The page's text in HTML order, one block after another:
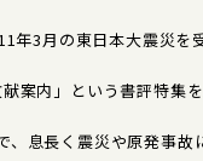
年3月の東日本大震災を
案内」という書評特集
、息長く震災や原発事故